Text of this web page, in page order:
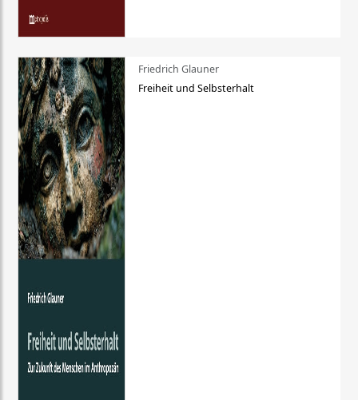
Friedrich Glauner
Freiheit und Selbsterhalt